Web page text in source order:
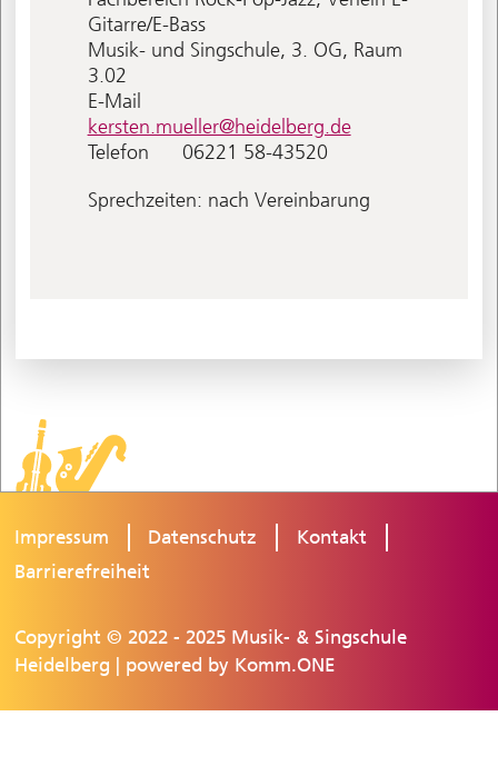
Gitarre/E-Bass
Musik- und Singschule, 3. OG, Raum
3.02
E-Mail
kersten.mueller@heidelberg.de
Telefon
06221 58-43520
Sprechzeiten: nach Vereinbarung
Impressum Datenschutz
Kontakt
Barrierefreiheit
Copyright © 2022 - 2025 Musik- & Singschule
Heidelberg | powered by Komm.ONE